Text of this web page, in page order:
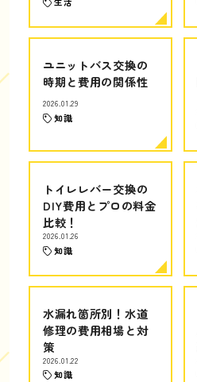
ユニットバス交換の
時期と費用の関係性
2026.01.29
知識
トイレレバー交換の
DIY費用とプロの料金
比較！
2026.01.26
知識
水漏れ箇所別！水道
修理の費用相場と対
策
2026.01.22
知識